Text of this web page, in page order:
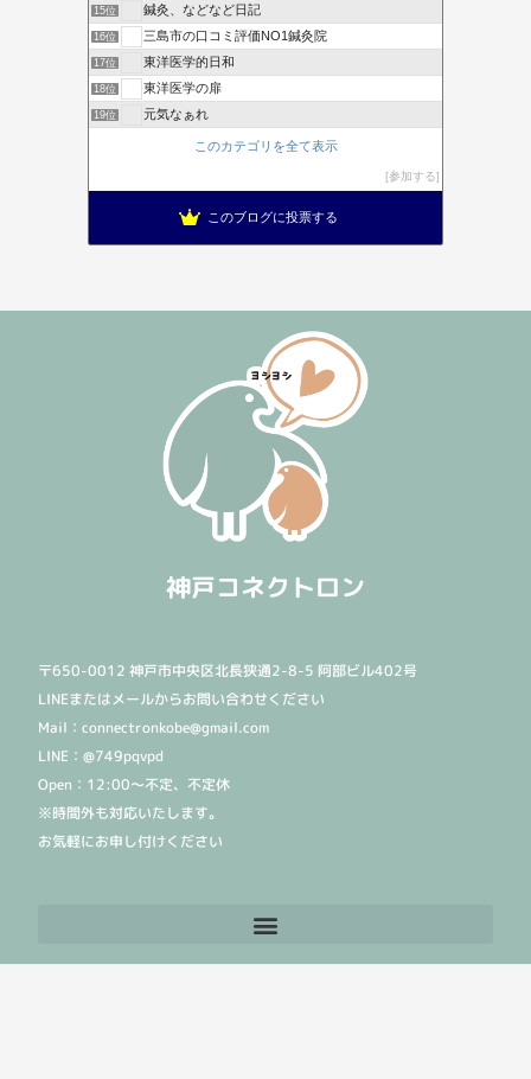
15位 鍼灸、などなど日記
16位 三島市の口コミ評価NO1鍼灸院
17位 東洋医学的日和
18位 東洋医学の扉
19位 元気なぁれ
このカテゴリを全て表示
参加する
このブログに投票する
神戸コネクトロン
〒650-0012 神戸市中央区北長狭通2-8-5 阿部ビル402号
LINEまたはメールからお問い合わせください
Mail：connectronkobe@gmail.com
LINE：@749pqvpd
Open：12:00〜不定、不定休
※時間外も対応いたします。
お気軽にお申し付けください